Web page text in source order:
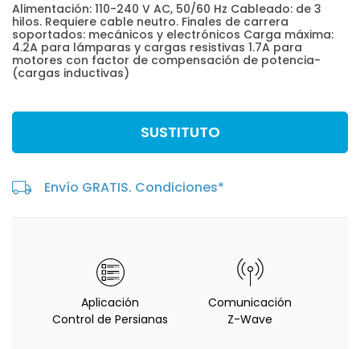
Alimentación: 110-240 V AC, 50/60 Hz Cableado: de 3
hilos. Requiere cable neutro. Finales de carrera
soportados: mecánicos y electrónicos Carga máxima:
4.2A para lámparas y cargas resistivas 1.7A para
motores con factor de compensación de potencia-
(cargas inductivas)
SUSTITUTO
Envío GRATIS. Condiciones*
Aplicación
Control de Persianas
Comunicación
Z-Wave